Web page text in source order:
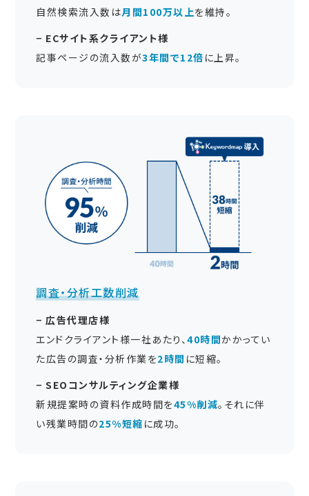
自然検索流入数は月間100万以上を維持。
− ECサイト系クライアント様
記事ページの流入数が3年間で12倍 に上昇。
調査・分析工数削減
− 広告代理店様
エンドクライアント様一社あたり、40時間かかってい
た広告の調査・分析作業を2時間 に短縮。
− SEOコンサルティング企業様
新規提案時の資料作成時間を45%削減。それに伴
い残業時間の25%短縮 に成功。